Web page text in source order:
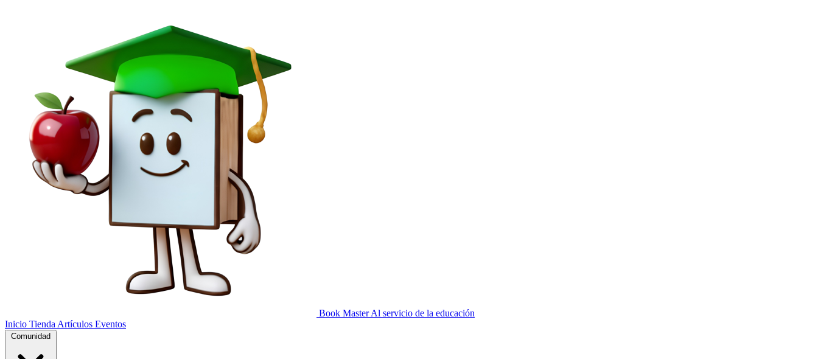
Book Master Al servicio de la educación
Inicio Tienda Artículos Eventos
Comunidad